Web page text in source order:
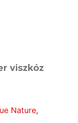
viszkóz
Nature,